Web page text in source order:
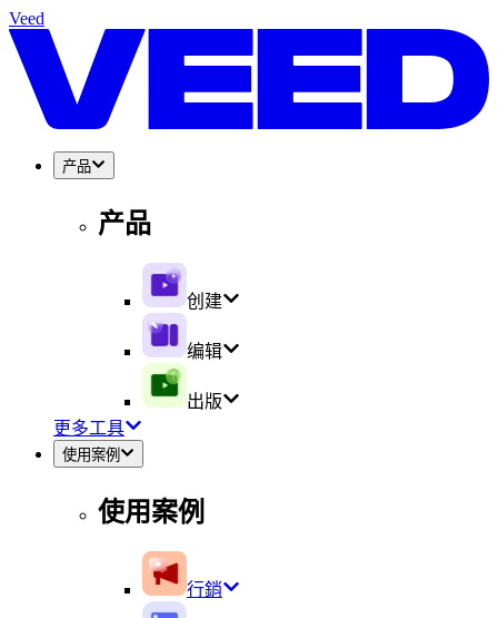
Veed
产品
产品
创建
编辑
出版
更多工具
使用案例
使用案例
行銷